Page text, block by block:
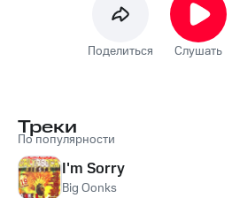
Поделиться Слушать
Треки
По популярности
I'm Sorry
Big Oonks